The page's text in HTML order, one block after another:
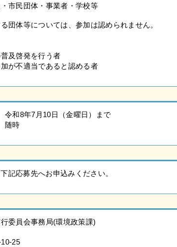
市民団体・事業者・学校等
団体等については、参加は認められません。
及啓発を行う者
が不適当であると認める者
和8年7月10日（金曜日）まで
随時
記応募先へお申込みください。
委員会事務局(環境政策課)
25